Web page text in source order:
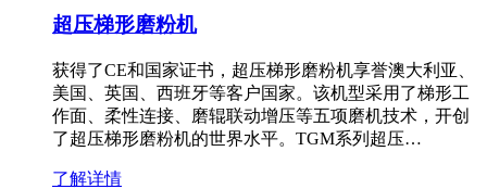
超压梯形磨粉机
获得了CE和国家证书，超压梯形磨粉机享誉澳大利亚、
美国、英国、西班牙等客户国家。该机型采用了梯形工
作面、柔性连接、磨辊联动增压等五项磨机技术，开创
了超压梯形磨粉机的世界水平。TGM系列超压…
了解详情